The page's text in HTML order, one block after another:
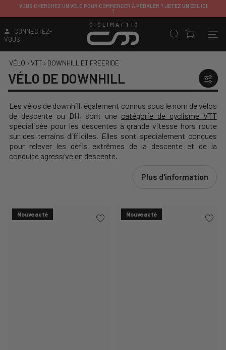
ITALIE: LIVRAISON GRATUITE AU-DESSUS DE 149,99€
SAUF CONTRIBUTIONS DE LIVRAISON APPLIQUÉES SUR CERTAINS PRODUITS
CONNECTEZ-
VOUS
CICLIMATTIO
VÉLO › VTT › DOWNHILL ET FREERIDE
VÉLO DE DOWNHILL
Les vélos de downhill, également connus sous le nom de vélos
de descente ou DH, sont une catégorie de cyclisme VTT
spécialisée pour les descentes à grande vitesse hors route
sur des terrains difficiles. Elles sont spécialement conçues
pour relever les défis extrêmes de la descente et de la
conduite agressive en descente.
Plus d'information
Nouveauté Nouveauté